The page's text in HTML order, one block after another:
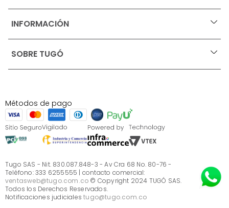
INFORMACIÓN +
Ofertas vigentes
Términos, condiciones y restricciones para productos
S.A.S
Términos, condiciones y restricciones Tugó S.A.S
Instructivo cuidado de muebles
Sé parte de Tugó
¿Quiénes somos?
Servicio al cliente
SOBRE TUGÓ +
¿Quieres vender en Tugó?
Métodos de pago
Tugo SAS - Nit. 830.087.848-3 - Av Cra 68 No. 80-76 -
Teléfono: 333 6255555 | contacto comercial:
ventasweb@tugo.com.co © Copyright 2024 TUGÓ SAS.
Todos los Derechos Reservados.
Notificaciones judicialestugo@tugo.com.co